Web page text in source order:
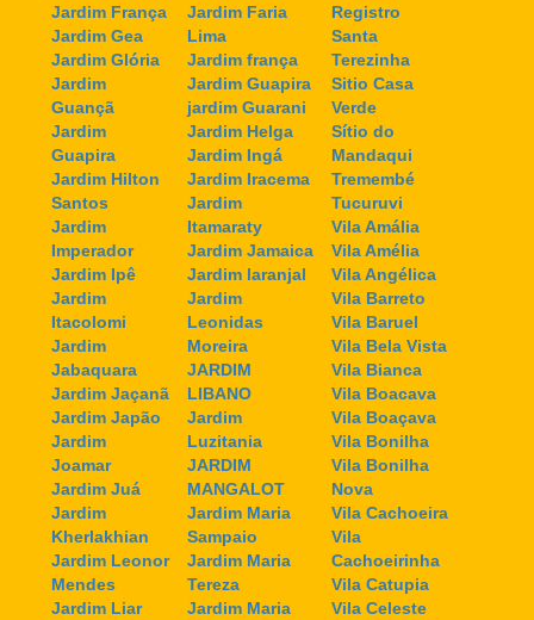
Jardim França
Jardim Gea
Jardim Glória
Jardim
Guançã
Jardim
Guapira
Jardim Hilton
Santos
Jardim
Imperador
Jardim Ipê
Jardim
Itacolomi
Jardim
Jabaquara
Jardim Jaçanã
Jardim Japão
Jardim
Joamar
Jardim Juá
Jardim
Kherlakhian
Jardim Leonor
Mendes
Jardim Liar
Jardim Faria
Lima
Jardim frança
Jardim Guapira
jardim Guarani
Jardim Helga
Jardim Ingá
Jardim Iracema
Jardim
Itamaraty
Jardim Jamaica
Jardim laranjal
Jardim
Leonidas
Moreira
JARDIM
LIBANO
Jardim
Luzitania
JARDIM
MANGALOT
Jardim Maria
Sampaio
Jardim Maria
Tereza
Jardim Maria
Registro
Santa
Terezinha
Sitio Casa
Verde
Sítio do
Mandaqui
Tremembé
Tucuruvi
Vila Amália
Vila Amélia
Vila Angélica
Vila Barreto
Vila Baruel
Vila Bela Vista
Vila Bianca
Vila Boacava
Vila Boaçava
Vila Bonilha
Vila Bonilha
Nova
Vila Cachoeira
Vila
Cachoeirinha
Vila Catupia
Vila Celeste